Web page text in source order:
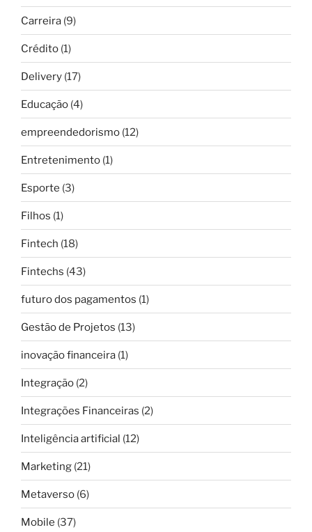
Carreira (9)
Crédito (1)
Delivery (17)
Educação (4)
empreendedorismo (12)
Entretenimento (1)
Esporte (3)
Filhos (1)
Fintech (18)
Fintechs (43)
futuro dos pagamentos (1)
Gestão de Projetos (13)
inovação financeira (1)
Integração (2)
Integrações Financeiras (2)
Inteligência artificial (12)
Marketing (21)
Metaverso (6)
Mobile (37)